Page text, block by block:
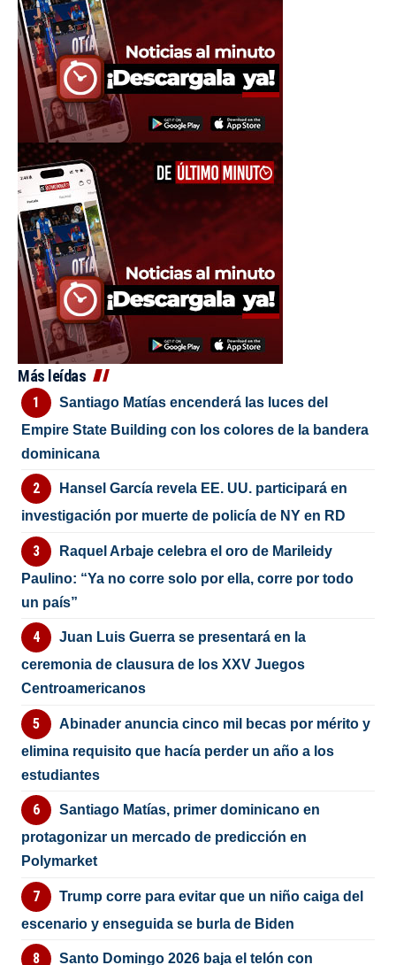
Más leídas
Santiago Matías encenderá las luces del
Empire State Building con los colores de la bandera
dominicana
Hansel García revela EE. UU. participará en
investigación por muerte de policía de NY en RD
Raquel Arbaje celebra el oro de Marileidy
Paulino: “Ya no corre solo por ella, corre por todo
un país”
Juan Luis Guerra se presentará en la
ceremonia de clausura de los XXV Juegos
Centroamericanos
Abinader anuncia cinco mil becas por mérito y
elimina requisito que hacía perder un año a los
estudiantes
Santiago Matías, primer dominicano en
protagonizar un mercado de predicción en
Polymarket
Trump corre para evitar que un niño caiga del
escenario y enseguida se burla de Biden
Santo Domingo 2026 baja el telón con